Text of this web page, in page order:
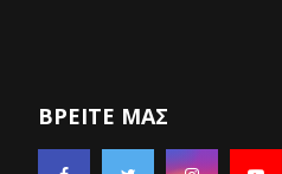
ΒΡΕΊΤΕ ΜΑΣ